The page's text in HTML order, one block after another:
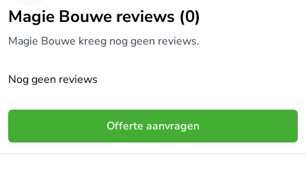
Magie Bouwe reviews (0)
Magie Bouwe kreeg nog geen reviews.
Nog geen reviews
Offerte aanvragen